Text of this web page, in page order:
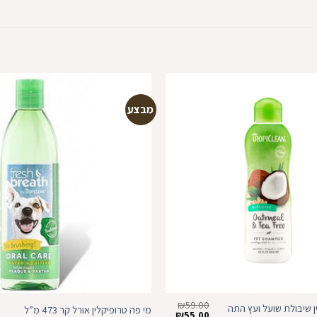
שיבולת שועל ועץ התה
₪59.00
המחיר המחיר
מבצע
מי פה טרופיקלין אורל קר 473 מ”ל